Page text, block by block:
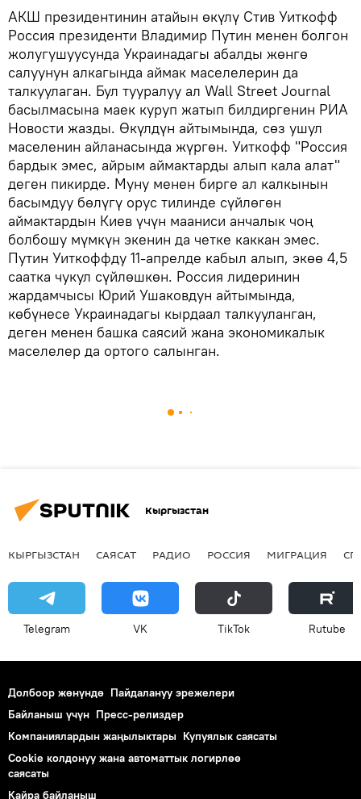
АКШ президентинин атайын өкүлү Стив Уиткофф
Россия президенти Владимир Путин менен болгон
жолугушуусунда Украинадагы абалды жөнгө
салуунун алкагында аймак маселелерин да
талкуулаган. Бул тууралуу ал Wall Street Journal
басылмасына маек куруп жатып билдиргенин РИА
Новости жазды. Өкүлдүн айтымында, сөз ушул
маселенин айланасында жүргөн. Уиткофф "Россия
бардык эмес, айрым аймактарды алып кала алат"
деген пикирде. Муну менен бирге ал калкынын
басымдуу бөлүгү орус тилинде сүйлөгөн
аймактардын Киев үчүн мааниси анчалык чоң
болбошу мүмкүн экенин да четке каккан эмес.
Путин Уиткоффду 11-апрелде кабыл алып, экөө 4,5
саатка чукул сүйлөшкөн. Россия лидеринин
жардамчысы Юрий Ушаковдун айтымында,
көбүнесе Украинадагы кырдаал талкууланган,
деген менен башка саясий жана экономикалык
маселелер да ортого салынган.
Кыргызстан
КЫРГЫЗСТАН САЯСАТ РАДИО РОССИЯ МИГРАЦИЯ
Telegram VK ТikТоk Rutube
Долбоор жөнүндө Пайдалануу эрежелери
Байланыш үчүн Пресс-релиздер
Компаниялардын жаңылыктары Купуялык саясаты
Cookie колдонуу жана автоматтык логирлөө
саясаты
Кайра байланыш